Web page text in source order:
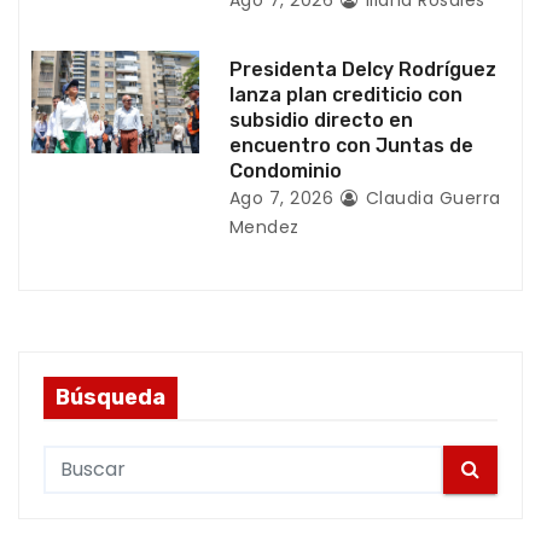
s
Presidenta Delcy Rodríguez
lanza plan crediticio con
subsidio directo en
encuentro con Juntas de
Condominio
Ago 7, 2026
Claudia Guerra
Mendez
Búsqueda